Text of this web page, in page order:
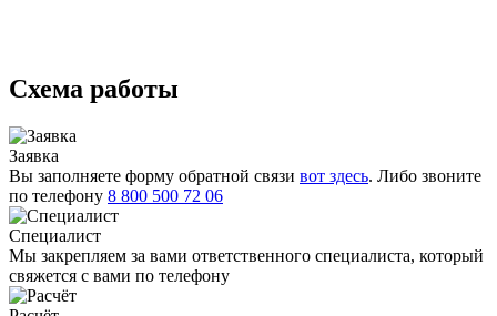
Схема работы
Заявка
Вы заполняете форму обратной связи вот здесь. Либо звоните
по телефону 8 800 500 72 06
Специалист
Мы закрепляем за вами ответственного специалиста, который
свяжется с вами по телефону